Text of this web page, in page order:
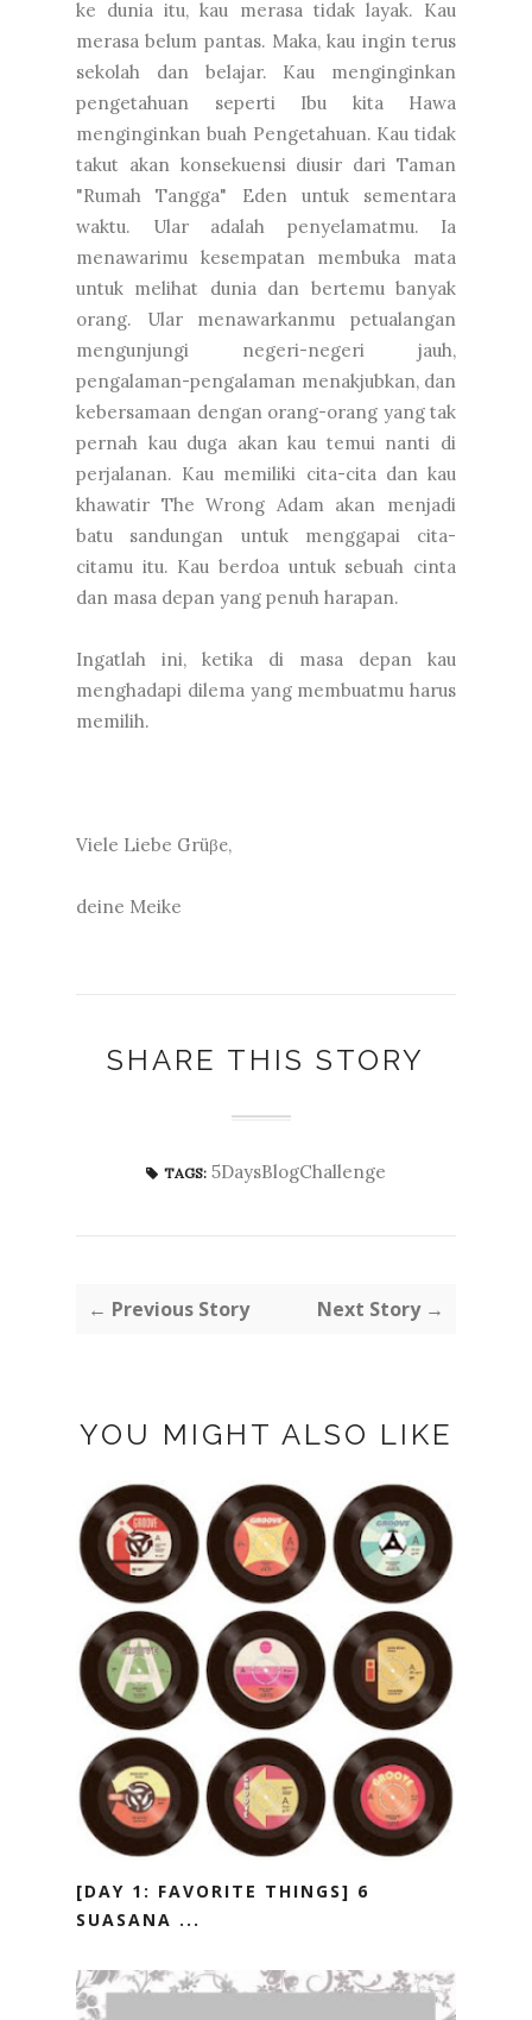
ke dunia itu, kau merasa tidak layak. Kau
merasa belum pantas. Maka, kau ingin terus
sekolah dan belajar. Kau menginginkan
pengetahuan seperti Ibu kita Hawa
menginginkan buah Pengetahuan. Kau tidak
takut akan konsekuensi diusir dari Taman
"Rumah Tangga" Eden untuk sementara
waktu. Ular adalah penyelamatmu. Ia
menawarimu kesempatan membuka mata
untuk melihat dunia dan bertemu banyak
orang. Ular menawarkanmu petualangan
mengunjungi negeri-negeri jauh,
pengalaman-pengalaman menakjubkan, dan
kebersamaan dengan orang-orang yang tak
pernah kau duga akan kau temui nanti di
perjalanan. Kau memiliki cita-cita dan kau
khawatir The Wrong Adam akan menjadi
batu sandungan untuk menggapai cita-
citamu itu. Kau berdoa untuk sebuah cinta
dan masa depan yang penuh harapan.
Ingatlah ini, ketika di masa depan kau
menghadapi dilema yang membuatmu harus
memilih.
Viele Liebe Grüβe,
deine Meike
SHARE THIS STORY
TAGS: 5DaysBlogChallenge
← Previous Story Next Story →
YOU MIGHT ALSO LIKE
[DAY 1: FAVORITE THINGS] 6
SUASANA ...